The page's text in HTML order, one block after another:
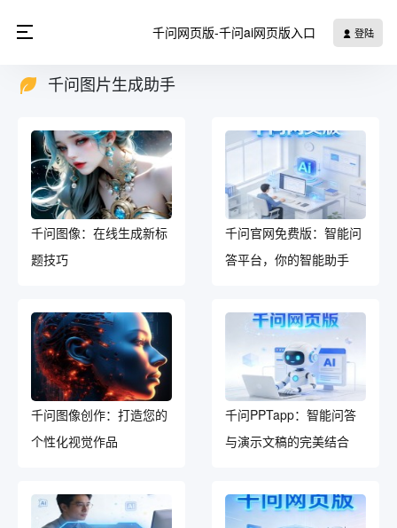
千问网页版-千问ai网页版入口 登陆
千问图片生成助手
千问图像：在线生成新标
题技巧
千问官网免费版：智能问
答平台，你的智能助手
千问图像创作：打造您的
个性化视觉作品
千问PPTapp：智能问答
与演示文稿的完美结合